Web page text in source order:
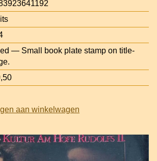
— Small book plate stamp on title-
aan winkelwagen